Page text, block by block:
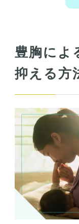
豊胸によ
抑える方